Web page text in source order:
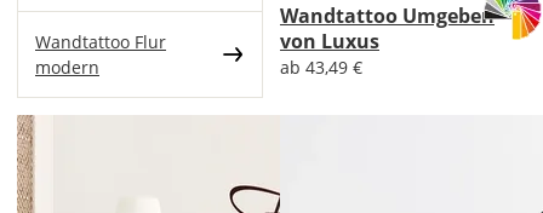
Wandtattoo Flur
modern
Wandtattoo Umgeben
von Luxus
ab 43,49 €